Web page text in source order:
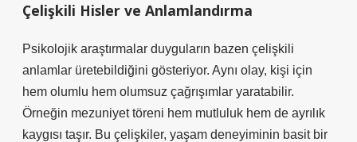
Çelişkili Hisler ve Anlamlandırma
Psikolojik araştırmalar duyguların bazen çelişkili
anlamlar üretebildiğini gösteriyor. Aynı olay, kişi için
hem olumlu hem olumsuz çağrışımlar yaratabilir.
Örneğin mezuniyet töreni hem mutluluk hem de ayrılık
kaygısı taşır. Bu çelişkiler, yaşam deneyiminin basit bir